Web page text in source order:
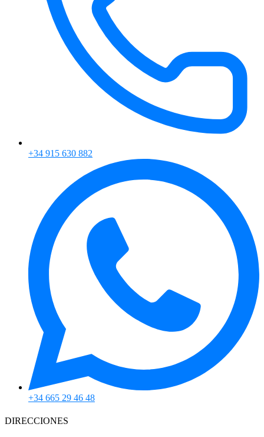
+34 915 630 882
+34 665 29 46 48
DIRECCIONES